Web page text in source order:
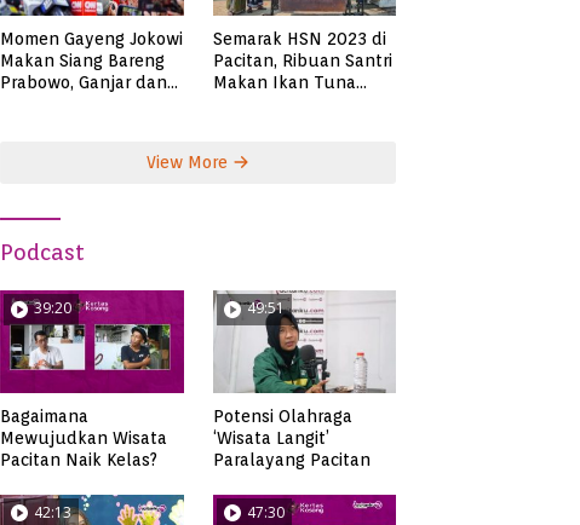
Momen Gayeng Jokowi
Makan Siang Bareng
Prabowo, Ganjar dan
Semarak HSN 2023 di
Pacitan, Ribuan Santri
Makan Ikan Tuna
View More
Podcast
39:20
Bagaimana
Mewujudkan Wisata
Pacitan Naik Kelas?
49:51
Potensi Olahraga
‘Wisata Langit’
Paralayang Pacitan
42:13 47:30